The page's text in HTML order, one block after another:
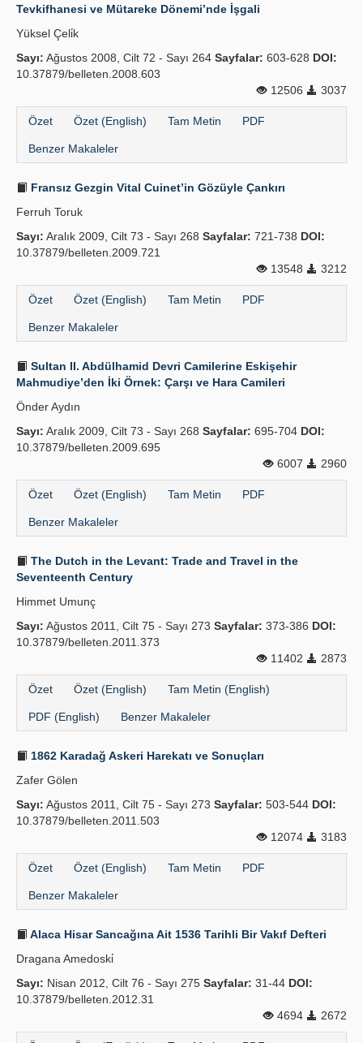
Tevkifhanesi ve Mütareke Dönemi’nde İşgali
Yüksel Çeli̇k
Sayı: Ağustos 2008, Cilt 72 - Sayı 264 Sayfalar: 603-628 DOI:
10.37879/belleten.2008.603
12506
3037
Özet Özet (English) Tam Metin PDF
Benzer Makaleler
Fransız Gezgin Vital Cuinet’in Gözüyle Çankırı
Ferruh Toruk
Sayı: Aralık 2009, Cilt 73 - Sayı 268 Sayfalar: 721-738 DOI:
10.37879/belleten.2009.721
13548
3212
Özet Özet (English) Tam Metin PDF
Benzer Makaleler
Sultan II. Abdülhamid Devri Camilerine Eskişehir
Mahmudiye’den İki Örnek: Çarşı ve Hara Camileri
Önder Aydın
Sayı: Aralık 2009, Cilt 73 - Sayı 268 Sayfalar: 695-704 DOI:
10.37879/belleten.2009.695
6007
2960
Özet Özet (English) Tam Metin PDF
Benzer Makaleler
The Dutch in the Levant: Trade and Travel in the
Seventeenth Century
Himmet Umunç
Sayı: Ağustos 2011, Cilt 75 - Sayı 273 Sayfalar: 373-386 DOI:
10.37879/belleten.2011.373
11402
2873
Özet Özet (English) Tam Metin (English)
PDF (English) Benzer Makaleler
1862 Karadağ Askeri Harekatı ve Sonuçları
Zafer Gölen
Sayı: Ağustos 2011, Cilt 75 - Sayı 273 Sayfalar: 503-544 DOI:
10.37879/belleten.2011.503
12074
3183
Özet Özet (English) Tam Metin PDF
Benzer Makaleler
Alaca Hisar Sancağına Ait 1536 Tarihli Bir Vakıf Defteri
Dragana Amedoski̇
Sayı: Nisan 2012, Cilt 76 - Sayı 275 Sayfalar: 31-44 DOI:
10.37879/belleten.2012.31
4694
2672